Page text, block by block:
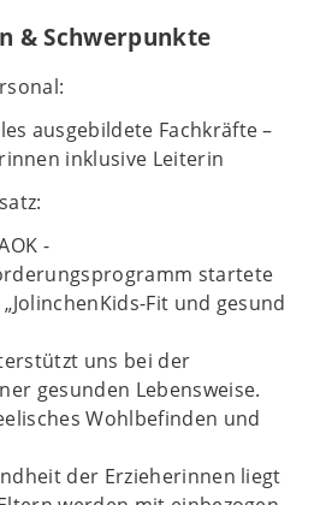
& Schwerpunkte
ausgebildete Fachkräfte –
inklusive Leiterin
-
startete
Fit und gesund
uns bei der
gesunden Lebensweise.
Wohlbefinden und
der Erzieherinnen liegt